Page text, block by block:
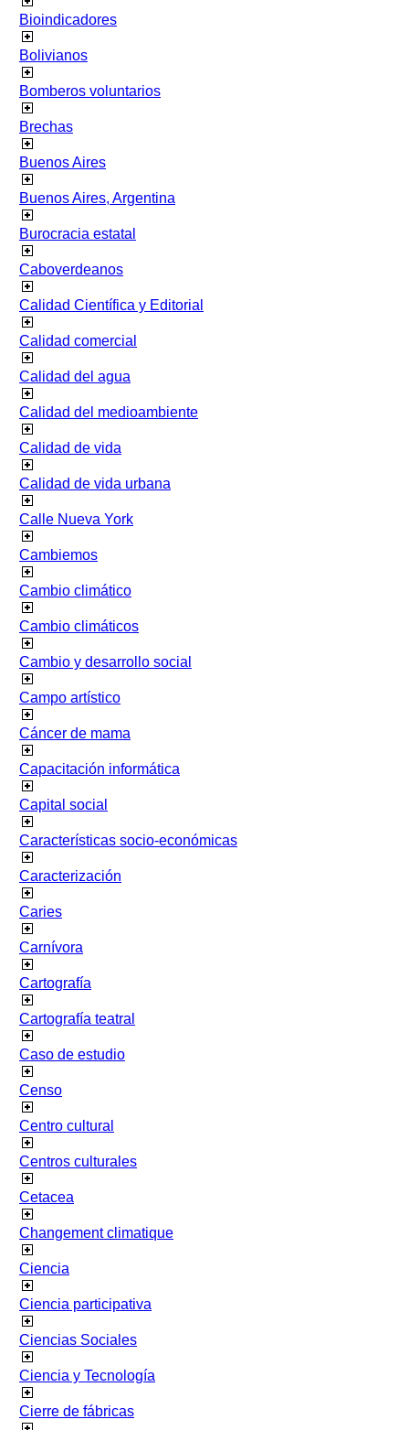
Bioindicadores
Bolivianos
Bomberos voluntarios
Brechas
Buenos Aires
Buenos Aires, Argentina
Burocracia estatal
Caboverdeanos
Calidad Científica y Editorial
Calidad comercial
Calidad del agua
Calidad del medioambiente
Calidad de vida
Calidad de vida urbana
Calle Nueva York
Cambiemos
Cambio climático
Cambio climáticos
Cambio y desarrollo social
Campo artístico
Cáncer de mama
Capacitación informática
Capital social
Características socio-económicas
Caracterización
Caries
Carnívora
Cartografía
Cartografía teatral
Caso de estudio
Censo
Centro cultural
Centros culturales
Cetacea
Changement climatique
Ciencia
Ciencia participativa
Ciencias Sociales
Ciencia y Tecnología
Cierre de fábricas